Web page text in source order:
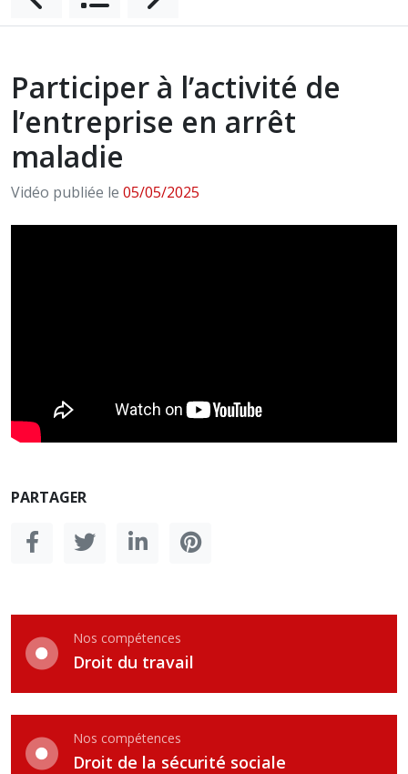
Participer à l’activité de
l’entreprise en arrêt
maladie
Vidéo publiée le 05/05/2025
PARTAGER
Nos compétences
Droit du travail
Nos compétences
Droit de la sécurité sociale